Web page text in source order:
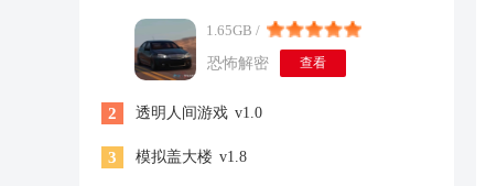
1.65GB /
恐怖解密
查看
2 透明人间游戏 v1.0
3 模拟盖大楼 v1.8